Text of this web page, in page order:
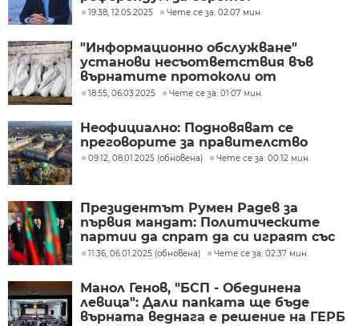
19:38, 12.05.2025 Чете се за: 02:07 мин.
"Информационно обслужване"
установи несъответствия във
върнатите протоколи от
изборите
18:55, 06.03.2025 Чете се за: 01:07 мин.
Неофициално: Подновяват се
преговорите за правителство
09:12, 08.01.2025 (обновена) Чете се за: 00:12 мин.
Президентът Румен Радев за
първия мандат: Политическите
партии да спрат да си играят със
съдбата на хората
11:36, 06.01.2025 (обновена) Чете се за: 02:37 мин.
Манол Генов, "БСП - Обединена
левица": Дали папката ще бъде
върната веднага е решение на ГЕРБ